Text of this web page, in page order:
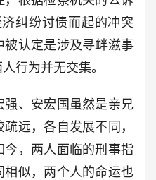
纠纷讨债而起的冲突
被认定是涉及寻衅滋事
行为并无交集。
强、安宏国虽然是亲兄
远，各自发展不同，
，两人面临的刑事指
似，两个人的命运也